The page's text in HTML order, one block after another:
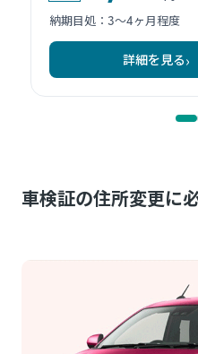
車検証の住所変更に